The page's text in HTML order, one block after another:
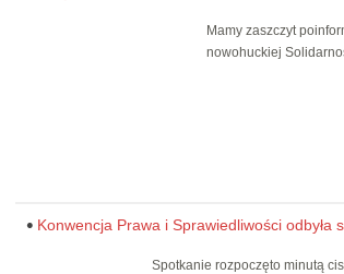
Mamy zaszczyt
nowohuckiej
Konwencja Prawa i Sprawiedliwości odbyła
Spotkanie rozpoczęto minutą